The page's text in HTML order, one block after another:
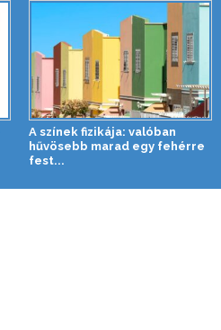
A színek fizikája: valóban
hűvösebb marad egy fehérre
fest...